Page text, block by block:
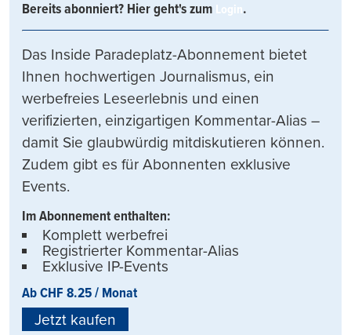
Bereits abonniert? Hier geht's zum Login.
Das Inside Paradeplatz-Abonnement bietet
Ihnen hochwertigen Journalismus, ein
werbefreies Leseerlebnis und einen
verifizierten, einzigartigen Kommentar-Alias –
damit Sie glaubwürdig mitdiskutieren können.
Zudem gibt es für Abonnenten exklusive
Events.
Im Abonnement enthalten:
Komplett werbefrei
Registrierter Kommentar-Alias
Exklusive IP-Events
Ab CHF 8.25 / Monat
Jetzt kaufen